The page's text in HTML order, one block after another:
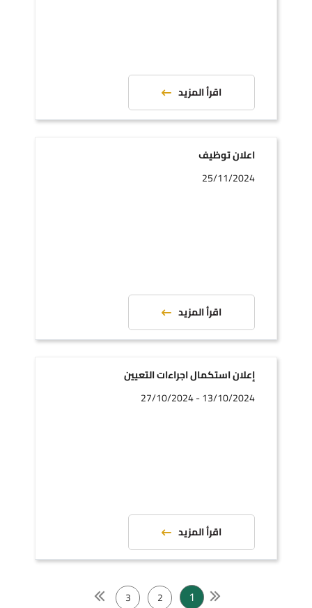
اقرأ المزيد
اعلان توظيف
25/11/2024
اقرأ المزيد
إعلان استكمال اجراءات التعيين
13/10/2024 - 27/10/2024
اقرأ المزيد
1
2
3